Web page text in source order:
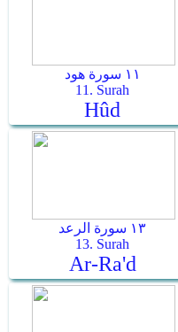
١١ سورة هود
11. Surah
Hûd
١٣ سورة الرعد
13. Surah
Ar-Ra'd